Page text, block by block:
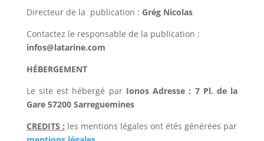
Directeur de la publication : Grég Nicolas
Contactez le responsable de la publication :
infos@latarine.com
HÉBERGEMENT
Le site est hébergé par Ionos Adresse : 7 Pl. de la
Gare 57200 Sarreguemines
CREDITS : les mentions légales ont étés générées par